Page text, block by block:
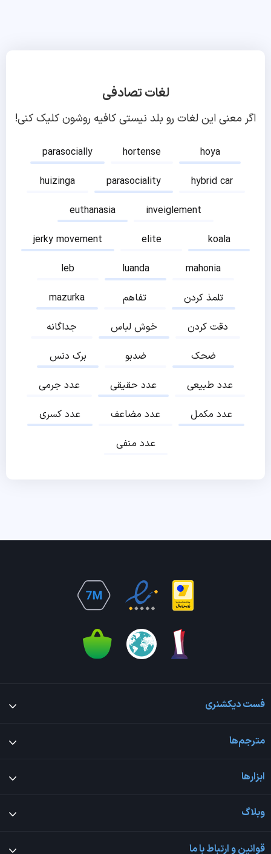
لغات تصادفی
اگر معنی این لغات رو بلد نیستی کافیه روشون کلیک کنی!
parasocially hortense
hoya
huizinga
parasociality
hybrid car
euthanasia
inveiglement
jerky movement
elite
koala
leb
luanda
mahonia
mazurka
تفاهم
تلمذ کردن
جداگانه
خوش لباس
دقت کردن
برک دنس
ضدبو
ضحک
عدد جرمی
عدد حقیقی
عدد طبیعی
عدد کسری
عدد مضاعف
عدد مکمل
عدد منفی
فست دیکشنری
مترجم‌ها
ابزارها
وبلاگ
قوانین و ارتباط با ما